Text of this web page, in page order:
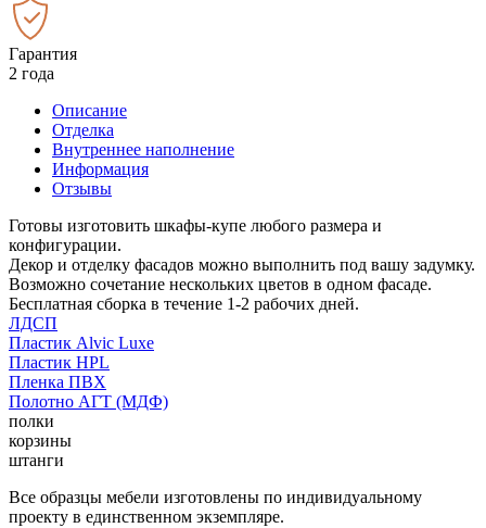
Гарантия
2 года
Описание
Отделка
Внутреннее наполнение
Информация
Отзывы
Готовы изготовить шкафы-купе любого размера и
конфигурации.
Декор и отделку фасадов можно выполнить под вашу задумку.
Возможно сочетание нескольких цветов в одном фасаде.
Бесплатная сборка в течение 1-2 рабочих дней.
ЛДСП
Пластик Alvic Luxe
Пластик HPL
Пленка ПВХ
Полотно АГТ (МДФ)
полки
корзины
штанги
Все образцы мебели изготовлены по индивидуальному
проекту в единственном экземпляре.